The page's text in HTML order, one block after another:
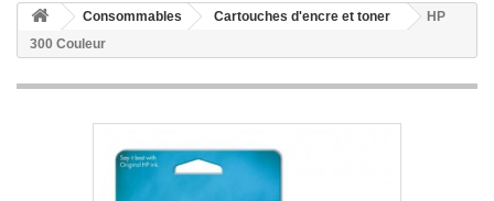
Consommables Cartouches d'encre et toner
HP
300 Couleur